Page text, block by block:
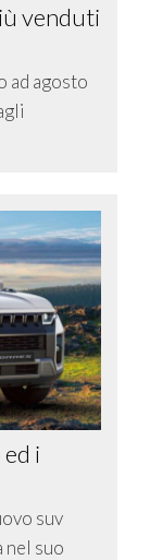
venduti
ad agosto
i
suv
nel suo